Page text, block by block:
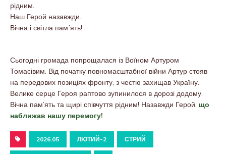
рідним.
Наш Герой назавжди.
Вічна і світла памʼять!
Сьогодні громада попрощалася із Воїном Артуром
Томасівим. Від початку повномасштабної війни Артур стояв
на передових позиціях фронту, з честю захищав Україну.
Велике серце Героя раптово зупинилося в дорозі додому.
Вічна пам’ять та щирі співчуття рідним! Назавжди Герой, що
наближав нашу перемогу!
2026.05 ЛЮТИЙ-2 СТРИЙ